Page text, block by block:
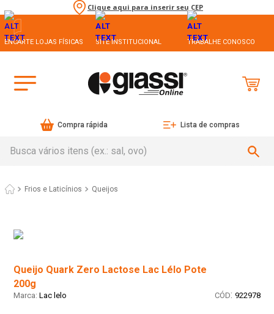
Clique aqui para inserir seu CEP
ENCARTE LOJAS FÍSICAS SITE INSTITUCIONAL TRABALHE CONOSCO
Compra rápida Lista de compras
Frios e Laticínios Queijos
Queijo Quark Zero Lactose Lac Lélo Pote
200g
Lac lelo : 922978